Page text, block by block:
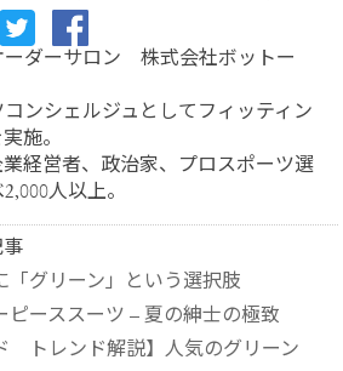
ーダーサロン 株式会社ボットー
ンシェルジュとしてフィッティン
施。
経営者、政治家、プロスポーツ選
人以上。
事
「グリーン」という選択肢
ピーススーツ – 夏の紳士の極致
トレンド解説】人気のグリーン